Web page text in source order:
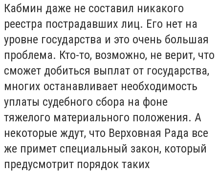
Кабмин даже не составил никакого
реестра пострадавших лиц. Его нет на
уровне государства и это очень большая
проблема. Кто-то, возможно, не верит, что
сможет добиться выплат от государства,
многих останавливает необходимость
уплаты судебного сбора на фоне
тяжелого материального положения. А
некоторые ждут, что Верховная Рада все
же примет специальный закон, который
предусмотрит порядок таких